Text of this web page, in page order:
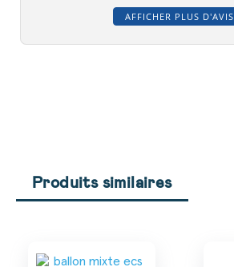
AFFICHER PLUS D'AVIS
Produits similaires